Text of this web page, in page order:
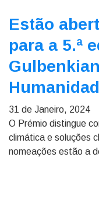
Estão
para a 5.ª
31 de Janeiro, 2024
O Prémio distingue
climática e soluções
nomeações estão a